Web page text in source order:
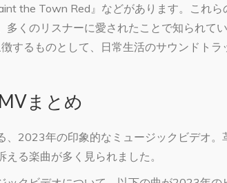
the Town Red』などがあります。これ
多くのリスナーに愛されたことで知られて
するものとして、日常生活のサウンドトラ
まとめ
、2023年の印象的なミュージックビデオ。
る楽曲が多く見られました。